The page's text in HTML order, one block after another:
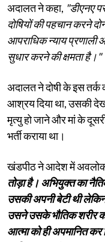
अदालत ने कहा, "डीएनए
दोषियों की पहचान करने
आपराधिक न्याय प्रणाली
सुधार करने की क्षमता है।"
अदालत ने दोषी के इस तर्क
आश्रय दिया था, उसकी
मृत्यु हो जाने और मां के
भर्ती कराया था।
खंडपीठ ने आदेश में
तोड़ा है। अभियुक्त का
उसकी अपनी बेटी थी
उसने उसके भौतिक शरीर
आत्मा को ही अपमानित